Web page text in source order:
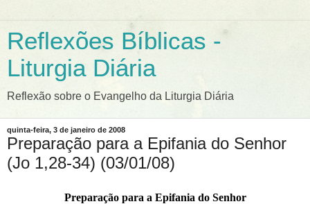
Reflexões Bíblicas -
Liturgia Diária
Reflexão sobre o Evangelho da Liturgia Diária
quinta-feira, 3 de janeiro de 2008
Preparação para a Epifania do Senhor
(Jo 1,28-34) (03/01/08)
Preparação para a Epifania do Senhor